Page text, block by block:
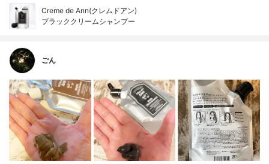
Creme de Ann(クレムドアン)
ブラッククリームシャンプー
ごん